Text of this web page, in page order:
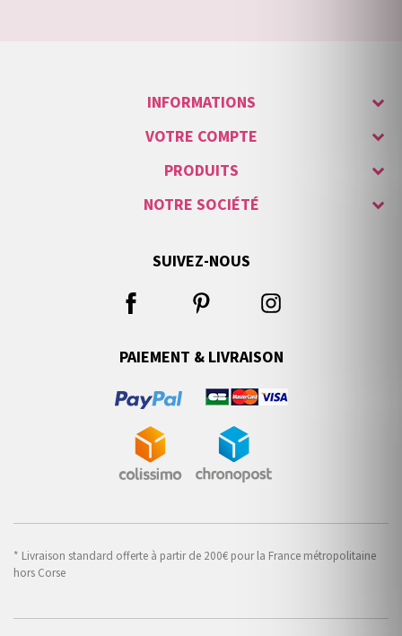
INFORMATIONS
VOTRE COMPTE
PRODUITS
NOTRE SOCIÉTÉ
SUIVEZ-NOUS
PAIEMENT & LIVRAISON
* Livraison standard offerte à partir de 200€ pour la France métropolitaine
hors Corse